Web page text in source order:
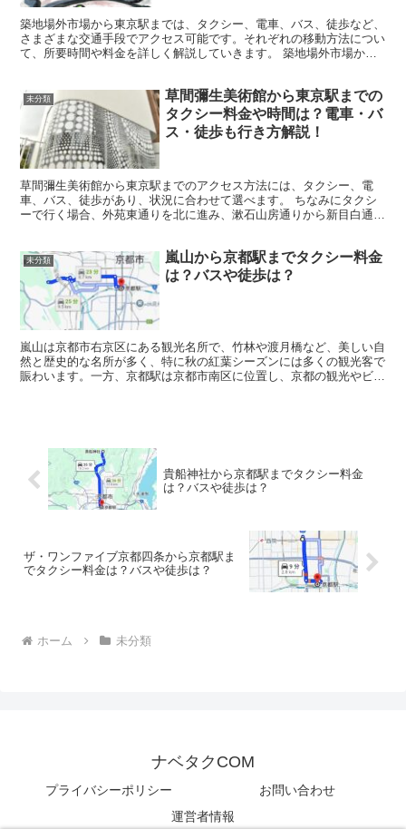
築地場外市場から東京駅までは、タクシー、電車、バス、徒歩など、
さまざまな交通手段でアクセス可能です。それぞれの移動方法につい
て、所要時間や料金を詳しく解説していきます。 築地場外市場から
未分類
草間彌生美術館から東京駅までの
タクシー料金や時間は？電車・バ
ス・徒歩も行き方解説！
草間彌生美術館から東京駅までのアクセス方法には、タクシー、電
車、バス、徒歩があり、状況に合わせて選べます。 ちなみにタクシ
ーで行く場合、外苑東通りを北に進み、漱石山房通りから新目白通
未分類
嵐山から京都駅までタクシー料金
は？バスや徒歩は？
嵐山は京都市右京区にある観光名所で、竹林や渡月橋など、美しい自
然と歴史的な名所が多く、特に秋の紅葉シーズンには多くの観光客で
賑わいます。一方、京都駅は京都市南区に位置し、京都の観光やビジ
貴船神社から京都駅までタクシー料金
は？バスや徒歩は？
ザ・ワンファイブ京都四条から京都駅ま
でタクシー料金は？バスや徒歩は？
ホーム 未分類
ナベタクCOM
プライバシーポリシー
お問い合わせ
運営者情報